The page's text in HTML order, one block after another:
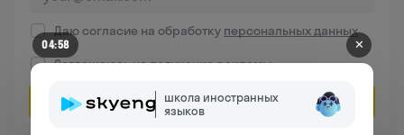
Даю согласие на обработку персональных данных
Соглашаюсь наполучение рекламы
Оставить заявку
04:58 ✕
школа иностранных
языков